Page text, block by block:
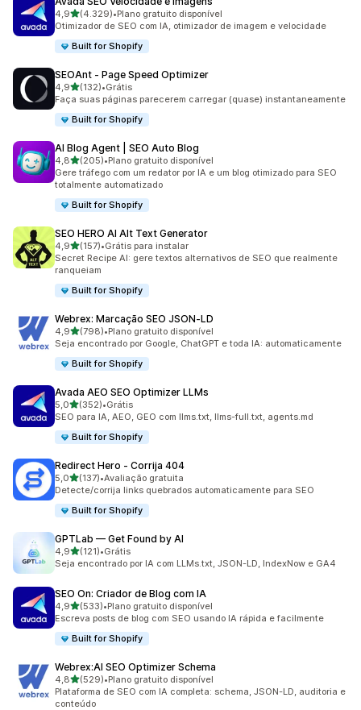
4,9de 5 estrelas
(4.329)
4329 avaliações ao todo
•Plano gratuito disponível
Otimizador de SEO com IA, otimizador de imagem e velocidade
Built for Shopify
SEOAnt ‑ Page Speed Optimizer
4,9de 5 estrelas
(132)
132 avaliações ao todo
•Grátis
Faça suas páginas parecerem carregar (quase) instantaneamente
Built for Shopify
AI Blog Agent | SEO Auto Blog
4,8de 5 estrelas
(205)
205 avaliações ao todo
•Plano gratuito disponível
Gere tráfego com um redator por IA e um blog otimizado para SEO
totalmente automatizado
Built for Shopify
SEO HERO AI Alt Text Generator
4,9de 5 estrelas
(157)
157 avaliações ao todo
•Grátis para instalar
Secret Recipe AI: gere textos alternativos de SEO que realmente
ranqueiam
Built for Shopify
Webrex: Marcação SEO JSON‑LD
4,9de 5 estrelas
(798)
798 avaliações ao todo
•Plano gratuito disponível
Seja encontrado por Google, ChatGPT e toda IA: automaticamente
Built for Shopify
Avada AEO SEO Optimizer LLMs
5,0de 5 estrelas
(352)
352 avaliações ao todo
•Grátis
SEO para IA, AEO, GEO com llms.txt, llms-full.txt, agents.md
Built for Shopify
Redirect Hero ‑ Corrija 404
5,0de 5 estrelas
(137)
137 avaliações ao todo
•Avaliação gratuita
Detecte/corrija links quebrados automaticamente para SEO
Built for Shopify
GPTLab — Get Found by AI
4,9de 5 estrelas
(121)
121 avaliações ao todo
•Grátis
Seja encontrado por IA com LLMs.txt, JSON-LD, IndexNow e GA4
SEO On: Criador de Blog com IA
4,9de 5 estrelas
(533)
533 avaliações ao todo
•Plano gratuito disponível
Escreva posts de blog com SEO usando IA rápida e facilmente
Built for Shopify
Webrex:AI SEO Optimizer Schema
4,8de 5 estrelas
(529)
529 avaliações ao todo
•Plano gratuito disponível
Plataforma de SEO com IA completa: schema, JSON-LD, auditoria e
conteúdo